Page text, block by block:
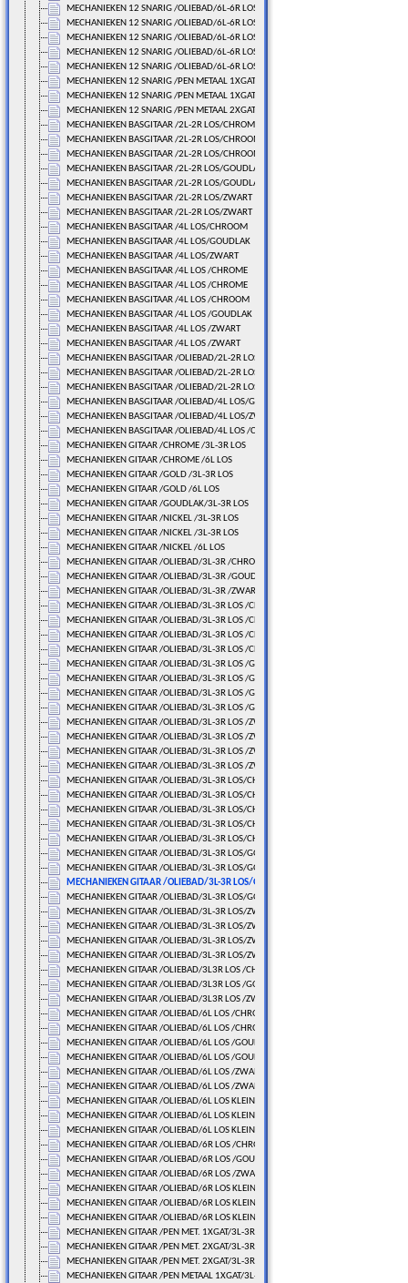
MECHANIEKEN 12 SNARIG /OLIEBAD/6L-6R LOS/CHROME
MECHANIEKEN 12 SNARIG /OLIEBAD/6L-6R LOS/GOUDLAK
MECHANIEKEN 12 SNARIG /OLIEBAD/6L-6R LOS/GOUDLAK
MECHANIEKEN 12 SNARIG /OLIEBAD/6L-6R LOS/ZWART
MECHANIEKEN 12 SNARIG /OLIEBAD/6L-6R LOS/ZWART
MECHANIEKEN 12 SNARIG /PEN METAAL 1XGAT/116,6 MM.
MECHANIEKEN 12 SNARIG /PEN METAAL 1XGAT/116,6 MM.
MECHANIEKEN 12 SNARIG /PEN METAAL 2XGAT/125,0 MM.
MECHANIEKEN BASGITAAR /2L-2R LOS/CHROME
MECHANIEKEN BASGITAAR /2L-2R LOS/CHROOM
MECHANIEKEN BASGITAAR /2L-2R LOS/CHROOM
MECHANIEKEN BASGITAAR /2L-2R LOS/GOUDLAK
MECHANIEKEN BASGITAAR /2L-2R LOS/GOUDLAK
MECHANIEKEN BASGITAAR /2L-2R LOS/ZWART
MECHANIEKEN BASGITAAR /2L-2R LOS/ZWART
MECHANIEKEN BASGITAAR /4L LOS/CHROOM
MECHANIEKEN BASGITAAR /4L LOS/GOUDLAK
MECHANIEKEN BASGITAAR /4L LOS/ZWART
MECHANIEKEN BASGITAAR /4L LOS /CHROME
MECHANIEKEN BASGITAAR /4L LOS /CHROME
MECHANIEKEN BASGITAAR /4L LOS /CHROOM
MECHANIEKEN BASGITAAR /4L LOS /GOUDLAK
MECHANIEKEN BASGITAAR /4L LOS /ZWART
MECHANIEKEN BASGITAAR /4L LOS /ZWART
MECHANIEKEN BASGITAAR /OLIEBAD/2L-2R LOS/CHROME
MECHANIEKEN BASGITAAR /OLIEBAD/2L-2R LOS/GOUDLAK
MECHANIEKEN BASGITAAR /OLIEBAD/2L-2R LOS/ZWART
MECHANIEKEN BASGITAAR /OLIEBAD/4L LOS/GOUDLAK
MECHANIEKEN BASGITAAR /OLIEBAD/4L LOS/ZWART
MECHANIEKEN BASGITAAR /OLIEBAD/4L LOS /CHROME
MECHANIEKEN GITAAR /CHROME /3L-3R LOS
MECHANIEKEN GITAAR /CHROME /6L LOS
MECHANIEKEN GITAAR /GOLD /3L-3R LOS
MECHANIEKEN GITAAR /GOLD /6L LOS
MECHANIEKEN GITAAR /GOUDLAK/3L-3R LOS
MECHANIEKEN GITAAR /NICKEL /3L-3R LOS
MECHANIEKEN GITAAR /NICKEL /3L-3R LOS
MECHANIEKEN GITAAR /NICKEL /6L LOS
MECHANIEKEN GITAAR /OLIEBAD/3L-3R /CHROME
MECHANIEKEN GITAAR /OLIEBAD/3L-3R /GOUDLAK
MECHANIEKEN GITAAR /OLIEBAD/3L-3R /ZWART
MECHANIEKEN GITAAR /OLIEBAD/3L-3R LOS /CHROME
MECHANIEKEN GITAAR /OLIEBAD/3L-3R LOS /CHROME
MECHANIEKEN GITAAR /OLIEBAD/3L-3R LOS /CHROME
MECHANIEKEN GITAAR /OLIEBAD/3L-3R LOS /CHROME
MECHANIEKEN GITAAR /OLIEBAD/3L-3R LOS /GOUDLAK
MECHANIEKEN GITAAR /OLIEBAD/3L-3R LOS /GOUDLAK
MECHANIEKEN GITAAR /OLIEBAD/3L-3R LOS /GOUDLAK
MECHANIEKEN GITAAR /OLIEBAD/3L-3R LOS /GOUDLAK
MECHANIEKEN GITAAR /OLIEBAD/3L-3R LOS /ZWART
MECHANIEKEN GITAAR /OLIEBAD/3L-3R LOS /ZWART
MECHANIEKEN GITAAR /OLIEBAD/3L-3R LOS /ZWART
MECHANIEKEN GITAAR /OLIEBAD/3L-3R LOS /ZWART
MECHANIEKEN GITAAR /OLIEBAD/3L-3R LOS/CHROME
MECHANIEKEN GITAAR /OLIEBAD/3L-3R LOS/CHROME
MECHANIEKEN GITAAR /OLIEBAD/3L-3R LOS/CHROME
MECHANIEKEN GITAAR /OLIEBAD/3L-3R LOS/CHROME
MECHANIEKEN GITAAR /OLIEBAD/3L-3R LOS/CHROME
MECHANIEKEN GITAAR /OLIEBAD/3L-3R LOS/GOUDLAK
MECHANIEKEN GITAAR /OLIEBAD/3L-3R LOS/GOUDLAK
MECHANIEKEN GITAAR /OLIEBAD/3L-3R LOS/GOUDLAK
MECHANIEKEN GITAAR /OLIEBAD/3L-3R LOS/GOUDLAK
MECHANIEKEN GITAAR /OLIEBAD/3L-3R LOS/ZWART
MECHANIEKEN GITAAR /OLIEBAD/3L-3R LOS/ZWART
MECHANIEKEN GITAAR /OLIEBAD/3L-3R LOS/ZWART
MECHANIEKEN GITAAR /OLIEBAD/3L-3R LOS/ZWART
MECHANIEKEN GITAAR /OLIEBAD/3L3R LOS /CHROME
MECHANIEKEN GITAAR /OLIEBAD/3L3R LOS /GOUDLAK
MECHANIEKEN GITAAR /OLIEBAD/3L3R LOS /ZWART
MECHANIEKEN GITAAR /OLIEBAD/6L LOS /CHROME
MECHANIEKEN GITAAR /OLIEBAD/6L LOS /CHROME
MECHANIEKEN GITAAR /OLIEBAD/6L LOS /GOUDLAK
MECHANIEKEN GITAAR /OLIEBAD/6L LOS /GOUDLAK
MECHANIEKEN GITAAR /OLIEBAD/6L LOS /ZWART
MECHANIEKEN GITAAR /OLIEBAD/6L LOS /ZWART
MECHANIEKEN GITAAR /OLIEBAD/6L LOS KLEIN/CHROME
MECHANIEKEN GITAAR /OLIEBAD/6L LOS KLEIN/GOUDLAK
MECHANIEKEN GITAAR /OLIEBAD/6L LOS KLEIN/ZWART
MECHANIEKEN GITAAR /OLIEBAD/6R LOS /CHROME
MECHANIEKEN GITAAR /OLIEBAD/6R LOS /GOUDLAK
MECHANIEKEN GITAAR /OLIEBAD/6R LOS /ZWART
MECHANIEKEN GITAAR /OLIEBAD/6R LOS KLEIN/CHROME
MECHANIEKEN GITAAR /OLIEBAD/6R LOS KLEIN/GOUDLAK
MECHANIEKEN GITAAR /OLIEBAD/6R LOS KLEIN/ZWART
MECHANIEKEN GITAAR /PEN MET. 1XGAT/3L-3R VAST
MECHANIEKEN GITAAR /PEN MET. 2XGAT/3L-3R VAST
MECHANIEKEN GITAAR /PEN MET. 2XGAT/3L-3R VAST
MECHANIEKEN GITAAR /PEN METAAL 1XGAT/3L-3R LOS